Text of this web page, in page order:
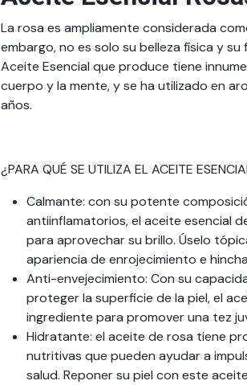
La rosa es ampliamente considerada
embargo, no es solo su belleza física y
Aceite Esencial que produce tiene
cuerpo y la mente, y se ha utilizado en
años.
¿PARA QUÉ SE UTILIZA EL ACEITE
Calmante: con su potente
antiinflamatorios, el aceite esencial
para aprovechar su brillo. Úselo
apariencia de enrojecimiento e
Anti-envejecimiento: Con su
proteger la superficie de la piel, el
ingrediente para promover una tez
Hidratante: el aceite de rosa tiene
nutritivas que pueden ayudar a
salud. Reponer su piel con este